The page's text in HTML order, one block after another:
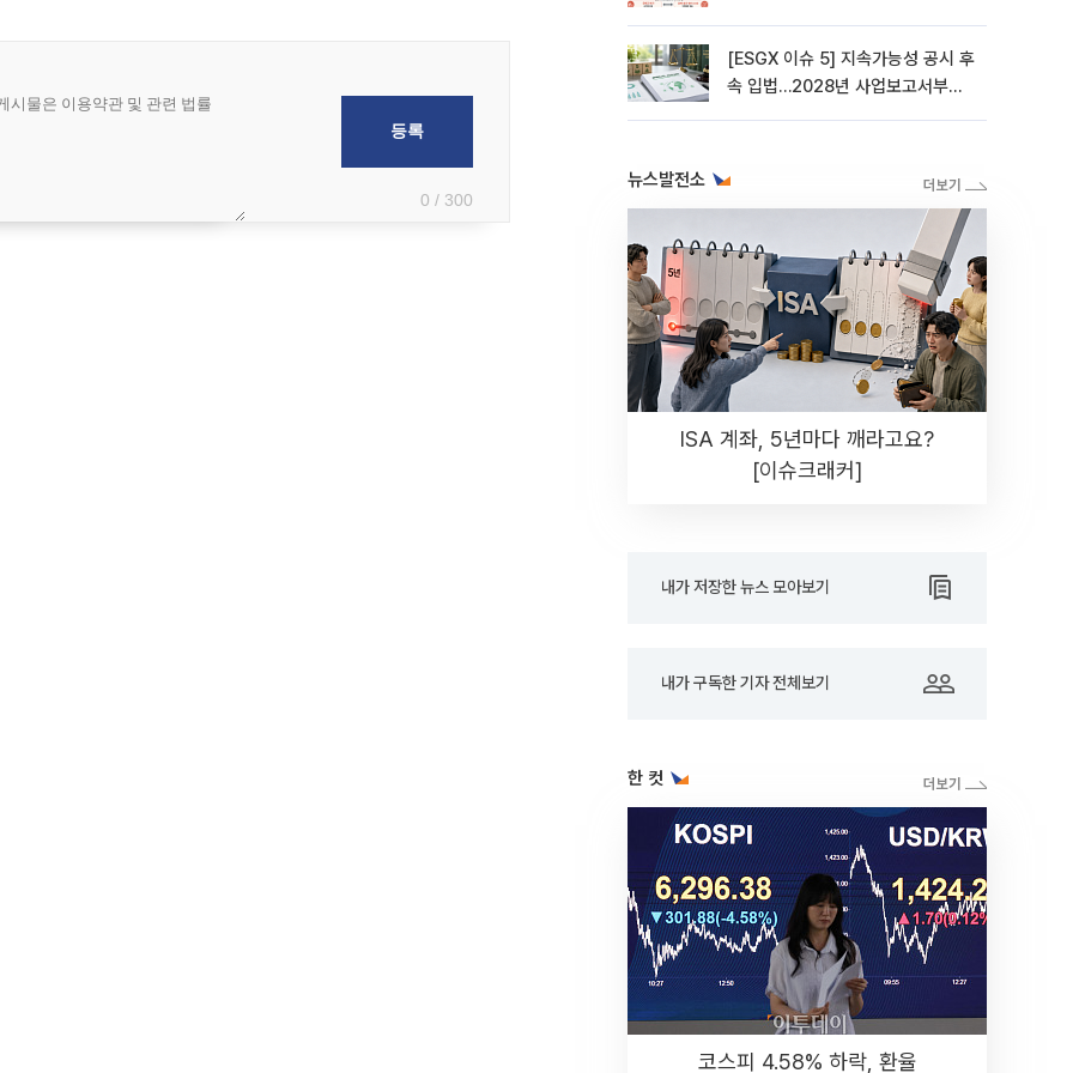
0 / 300
[ESGX 이슈 5] 지속가능성 공시 후
속 입법…2028년 사업보고서부터
뉴스발전소
ISA 계좌, 5년마다 깨라고요?
[이슈크래커]
내가 저장한 뉴스 모아보기
내가 구독한 기자 전체보기
한 컷
코스피 4.58% 하락, 환율